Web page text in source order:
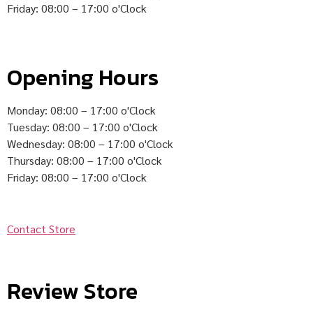
Friday: 08:00 – 17:00 o'Clock
Opening Hours
Monday: 08:00 – 17:00 o'Clock
Tuesday: 08:00 – 17:00 o'Clock
Wednesday: 08:00 – 17:00 o'Clock
Thursday: 08:00 – 17:00 o'Clock
Friday: 08:00 – 17:00 o'Clock
Contact Store
Review Store